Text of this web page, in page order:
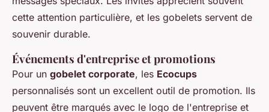
cette attention particulière, et les gobelets servent de
souvenir durable.
Événements d'entreprise et promotions
Pour un gobelet corporate, les Ecocups
personnalisés sont un excellent outil de promotion. Ils
peuvent être marqués avec le logo de l'entreprise et